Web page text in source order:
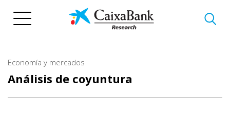
Economía y mercados
Análisis de coyuntura